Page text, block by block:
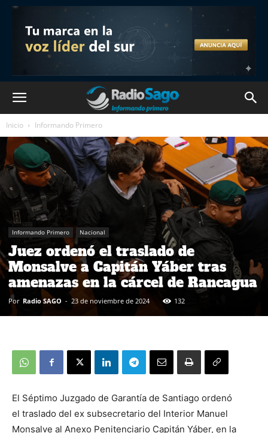
Inicio Informando Primero
Informando Primero Nacional
Juez ordenó el traslado de
Monsalve a Capitán Yáber tras
amenazas en la cárcel de Rancagua
Por Radio SAGO - 23 de noviembre de 2024 132
El Séptimo Juzgado de Garantía de Santiago ordenó
el traslado del ex subsecretario del Interior Manuel
Monsalve al Anexo Penitenciario Capitán Yáber, en la